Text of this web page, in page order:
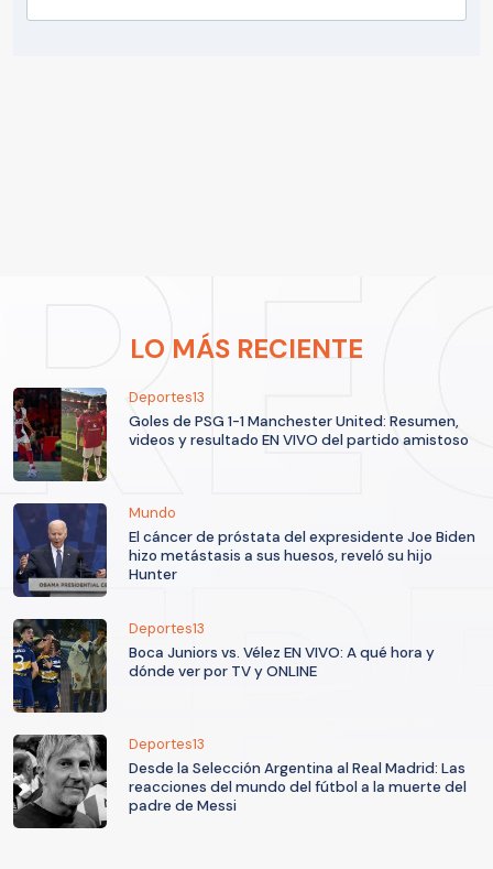
LO MÁS RECIENTE
Deportes13
Goles de PSG 1-1 Manchester United: Resumen,
videos y resultado EN VIVO del partido amistoso
Mundo
El cáncer de próstata del expresidente Joe Biden
hizo metástasis a sus huesos, reveló su hijo
Hunter
Deportes13
Boca Juniors vs. Vélez EN VIVO: A qué hora y
dónde ver por TV y ONLINE
Deportes13
Desde la Selección Argentina al Real Madrid: Las
reacciones del mundo del fútbol a la muerte del
padre de Messi